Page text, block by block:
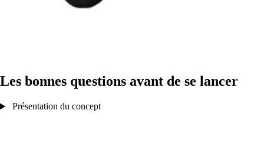
Les bonnes questions avant de se lancer
Présentation du concept